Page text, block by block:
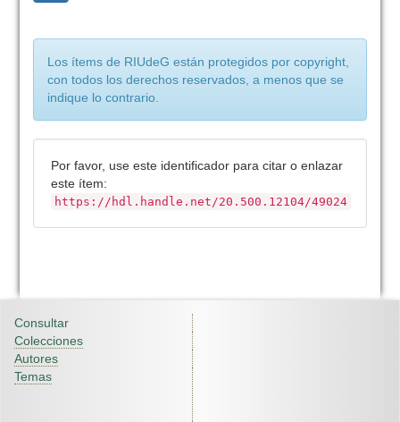
Los ítems de RIUdeG están protegidos por copyright,
con todos los derechos reservados, a menos que se
indique lo contrario.
Por favor, use este identificador para citar o enlazar
este ítem:
https://hdl.handle.net/20.500.12104/49024
Consultar
Colecciones
Autores
Temas